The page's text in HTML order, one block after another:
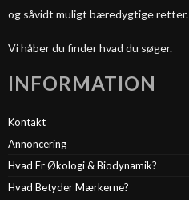
og såvidt muligt bæredygtige retter.
Vi håber du finder hvad du søger.
INFORMATION
Kontakt
Annoncering
Hvad Er Økologi & Biodynamik?
Hvad Betyder Mærkerne?